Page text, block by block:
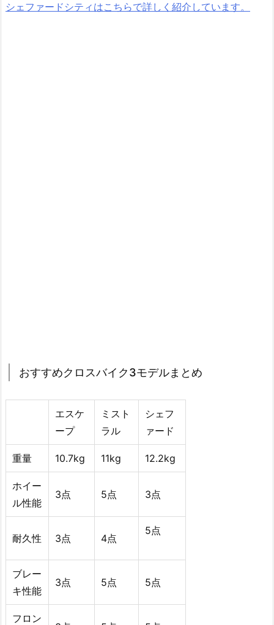
シェファードシティはこちらで詳しく紹介しています。
おすすめクロスバイク3モデルまとめ
エスケ
ープ
ミスト
ラル
シェフ
ァード
重量 10.7kg 11kg 12.2kg
ホイー
ル性能
3点 5点 3点
耐久性 3点 4点
5点
ブレー
キ性能
3点 5点 5点
フロン